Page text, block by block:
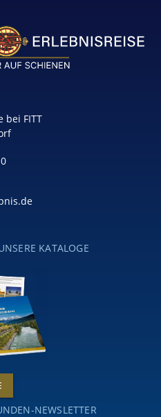
bei FITT
KATALOGE
NEWSLETTER